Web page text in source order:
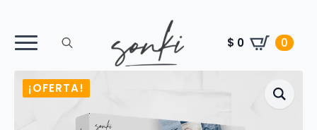
for:
$ 0 0
¡OFERTA!